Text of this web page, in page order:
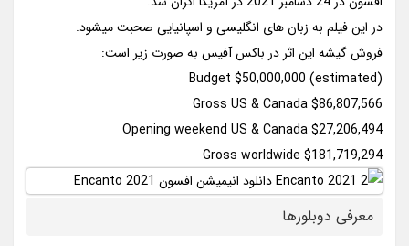
در این فیلم به زبان های انگلیسی و اسپانیایی صحبت میشود.
فروش گیشه این اثر در باکس آفیس به صورت زیر است:
Budget $50,000,000 (estimated)
Gross US & Canada $86,807,566
Opening weekend US & Canada $27,206,494
Gross worldwide $181,719,294
معرفی دوبلورها